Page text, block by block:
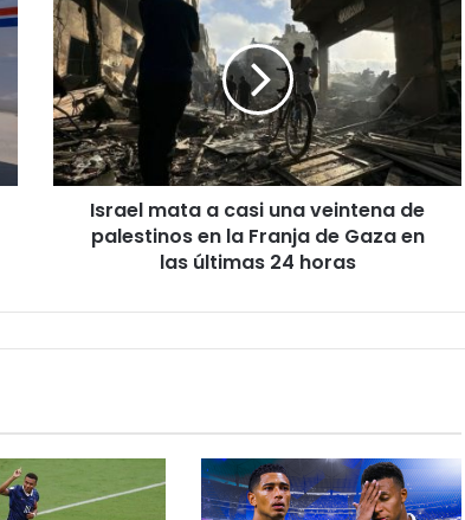
Israel mata a casi una veintena de
palestinos en la Franja de Gaza en
las últimas 24 horas